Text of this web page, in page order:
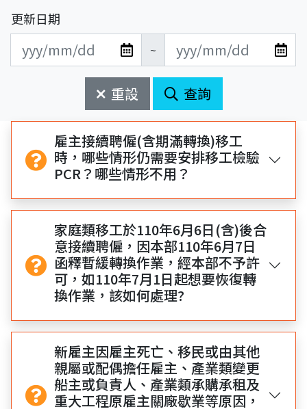
日
期
開
始
日
期
結
束
更新日期
~
重設 查詢
雇主接續聘僱(含期滿轉換)移工
時，哪些情形仍需要安排移工檢驗
PCR？哪些情形不用？
家庭類移工於110年6月6日(含)後合
意接續聘僱，因本部110年6月7日
函釋暫緩轉換作業，經本部不予許
可，如110年7月1日起想要恢復轉
換作業，該如何處理?
新雇主因雇主死亡、移民或由其他
親屬或配偶擔任雇主、產業類變更
船主或負責人、產業類承購承租及
重大工程原雇主關廠歇業等原因，